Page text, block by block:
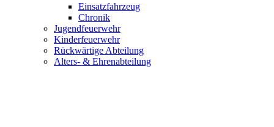
Einsatzfahrzeug
Chronik
Jugendfeuerwehr
Kinderfeuerwehr
Rückwärtige Abteilung
Alters- & Ehrenabteilung